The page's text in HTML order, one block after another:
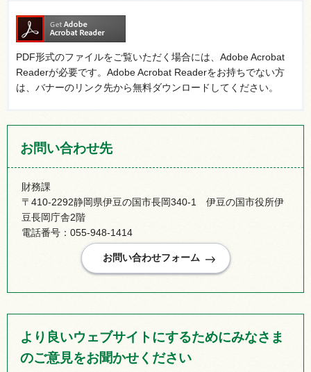
PDF形式のファイルをご覧いただく場合には、Adobe Acrobat
Readerが必要です。Adobe Acrobat Readerをお持ちでない方
は、バナーのリンク先から無料ダウンロードしてください。
お問い合わせ先
財務課
〒410-2292静岡県伊豆の国市長岡340-1 伊豆の国市役所伊
豆長岡庁舎2階
電話番号：055-948-1414
より良いウェブサイトにするためにみなさま
のご意見をお聞かせください